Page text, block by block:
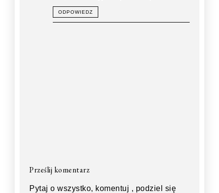
ODPOWIEDZ
Prześlij komentarz
Pytaj o wszystko, komentuj , podziel się